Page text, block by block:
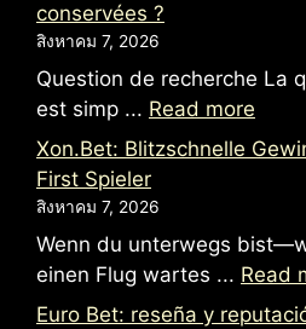
conservées ?
สิงหาคม 7, 2026
Question de recherche La
est simp ... Read more
Xon.Bet: Blitzschnelle
First Spieler
สิงหาคม 7, 2026
Wenn du unterwegs
einen Flug wartes ... Read
Euro Bet: reseña y